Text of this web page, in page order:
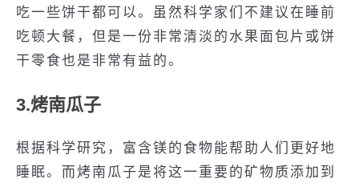
吃一些饼干都可以。虽然科学家们不建议在睡前
吃顿大餐，但是一份非常清淡的水果面包片或饼
干零食也是非常有益的。
3.烤南瓜子
根据科学研究，富含镁的食物能帮助人们更好地
睡眠。而烤南瓜子是将这一重要的矿物质添加到